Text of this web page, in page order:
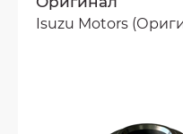
Isuzu Motors